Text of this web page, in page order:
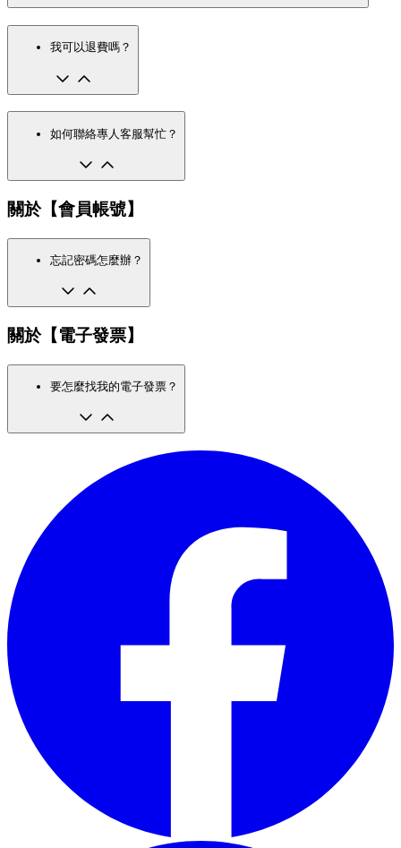
我可以退費嗎？
如何聯絡專人客服幫忙？
關於【會員帳號】
忘記密碼怎麼辦？
關於【電子發票】
要怎麼找我的電子發票？